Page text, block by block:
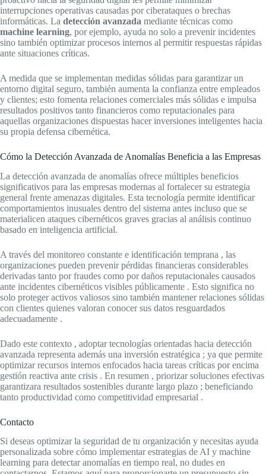
interrupciones operativas causadas por ciberataques o brechas
informáticas. La detección avanzada mediante técnicas como
machine learning, por ejemplo, ayuda no solo a prevenir incidentes
sino también optimizar procesos internos al permitir respuestas rápidas
ante situaciones críticas.
A medida que se implementan medidas sólidas para garantizar un
entorno digital seguro, también aumenta la confianza entre empleados
y clientes; esto fomenta relaciones comerciales más sólidas e impulsa
resultados positivos tanto financieros como reputacionales para
aquellas organizaciones dispuestas hacer inversiones inteligentes hacia
su propia defensa cibernética.
Cómo la Detección Avanzada de Anomalías Beneficia a las Empresas
La detección avanzada de anomalías ofrece múltiples beneficios
significativos para las empresas modernas al fortalecer su estrategia
general frente amenazas digitales. Esta tecnología permite identificar
comportamientos inusuales dentro del sistema antes incluso que se
materialicen ataques cibernéticos graves gracias al análisis continuo
basado en inteligencia artificial.
A través del monitoreo constante e identificación temprana , las
organizaciones pueden prevenir pérdidas financieras considerables
derivadas tanto por fraudes como por daños reputacionales causados
ante incidentes cibernéticos visibles públicamente . Esto significa no
solo proteger activos valiosos sino también mantener relaciones sólidas
con clientes quienes valoran conocer sus datos resguardados
adecuadamente .
Dado este contexto , adoptar tecnologías orientadas hacia detección
avanzada representa además una inversión estratégica ; ya que permite
optimizar recursos internos enfocados hacia tareas críticas por encima
gestión reactiva ante crisis . En resumen , priorizar soluciones efectivas
garantizara resultados sostenibles durante largo plazo ; beneficiando
tanto productividad como competitividad empresarial .
Contacto
Si deseas optimizar la seguridad de tu organización y necesitas ayuda
personalizada sobre cómo implementar estrategias de AI y machine
learning para detectar anomalías en tiempo real, no dudes en